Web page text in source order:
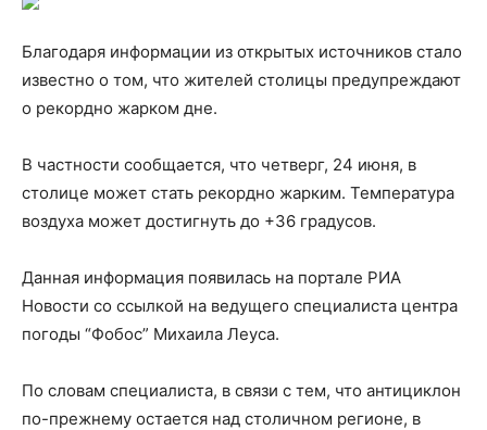
Благодаря информации из открытых источников стало
известно о том, что жителей столицы предупреждают
о рекордно жарком дне.
В частности сообщается, что четверг, 24 июня, в
столице может стать рекордно жарким. Температура
воздуха может достигнуть до +36 градусов.
Данная информация появилась на портале РИА
Новости со ссылкой на ведущего специалиста центра
погоды “Фобос” Михаила Леуса.
По словам специалиста, в связи с тем, что антициклон
по-прежнему остается над столичном регионе, в